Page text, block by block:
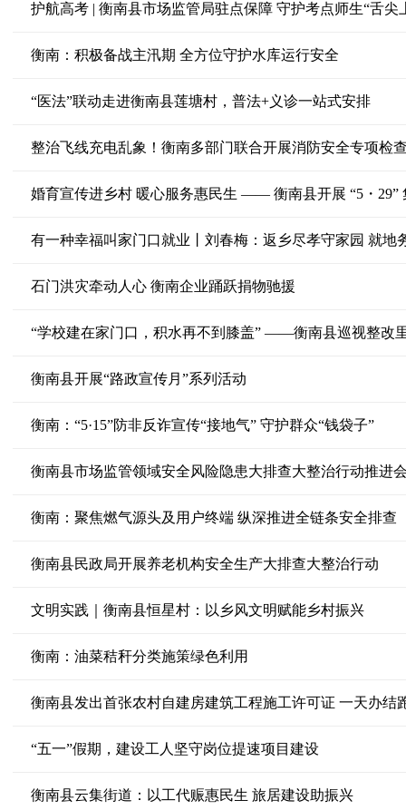
护航高考 | 衡南县市场监管局驻点保障 守护考点师生“舌尖
衡南：积极备战主汛期 全方位守护水库运行安全
“医法”联动走进衡南县莲塘村，普法+义诊一站式安排
整治飞线充电乱象！衡南多部门联合开展消防安全专项检
婚育宣传进乡村 暖心服务惠民生 —— 衡南县开展 “5・29”
有一种幸福叫家门口就业丨刘春梅：返乡尽孝守家园 就地
石门洪灾牵动人心 衡南企业踊跃捐物驰援
“学校建在家门口，积水再不到膝盖” ——衡南县巡视整改
衡南县开展“路政宣传月”系列活动
衡南：“5·15”防非反诈宣传“接地气” 守护群众“钱袋子”
衡南县市场监管领域安全风险隐患大排查大整治行动推进
衡南：聚焦燃气源头及用户终端 纵深推进全链条安全排查
衡南县民政局开展养老机构安全生产大排查大整治行动
文明实践｜衡南县恒星村：以乡风文明赋能乡村振兴
衡南：油菜秸秆分类施策绿色利用
衡南县发出首张农村自建房建筑工程施工许可证 一天办结
“五一”假期，建设工人坚守岗位提速项目建设
衡南县云集街道：以工代赈惠民生 旅居建设助振兴